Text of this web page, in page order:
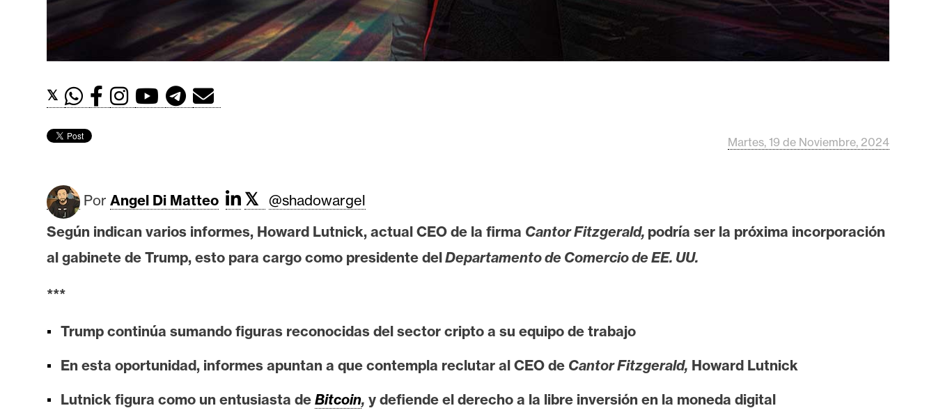
e
u
m
A
n
s
𝕏
Martes, 19 de Noviembre, 2024
Por Angel Di Matteo 𝕏 @shadowargel
Según indican varios informes, Howard Lutnick, actual CEO de la firma Cantor Fitzgerald, podría ser la próxima incorporación
al gabinete de Trump, esto para cargo como presidente delDepartamento de Comercio de EE. UU.
***
Trump continúa sumando figuras reconocidas del sector cripto a su equipo de trabajo
En esta oportunidad, informes apuntan a que contempla reclutar al CEO de Cantor Fitzgerald, Howard Lutnick
Lutnick figura como un entusiasta de Bitcoin, y defiende el derecho a la libre inversión en la moneda digital